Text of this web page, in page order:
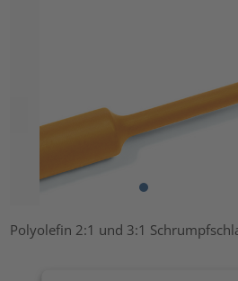
Polyolefin 2:1 und 3:1